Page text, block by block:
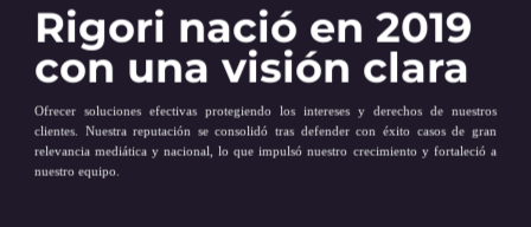
Rigori nació en 2019
con una visión clara
Ofrecer soluciones efectivas protegiendo los intereses y derechos de nuestros
clientes. Nuestra reputación se consolidó tras defender con éxito casos de gran
relevancia mediática y nacional, lo que impulsó nuestro crecimiento y fortaleció a
nuestro equipo.